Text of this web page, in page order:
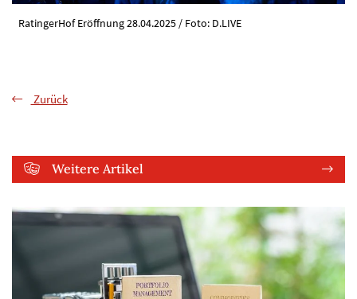
RatingerHof Eröffnung 28.04.2025 / Foto: D.LIVE
Zurück
Weitere Artikel